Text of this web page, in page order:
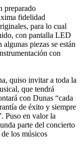
preparado
fidelidad
para lo cual
con pantalla LED
piezas se están
con
quiso invitar a toda la
que tendrá
con Dunas “cada
de éxito y siempre
Puso en valor la
parte del concierto
los músicos